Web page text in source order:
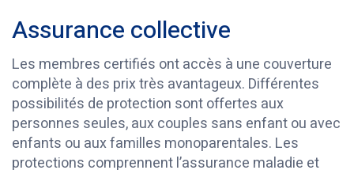
Assurance collective
Les membres certifiés ont accès à une couverture
complète à des prix très avantageux. Différentes
possibilités de protection sont offertes aux
personnes seules, aux couples sans enfant ou avec
enfants ou aux familles monoparentales. Les
protections comprennent l’assurance maladie et